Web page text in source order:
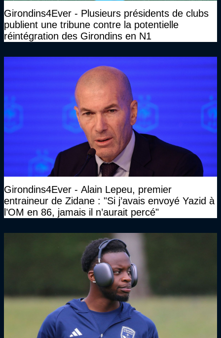
Girondins4Ever - Plusieurs présidents de clubs
publient une tribune contre la potentielle
réintégration des Girondins en N1
Girondins4Ever - Alain Lepeu, premier
entraineur de Zidane : "Si j’avais envoyé Yazid à
l’OM en 86, jamais il n’aurait percé"